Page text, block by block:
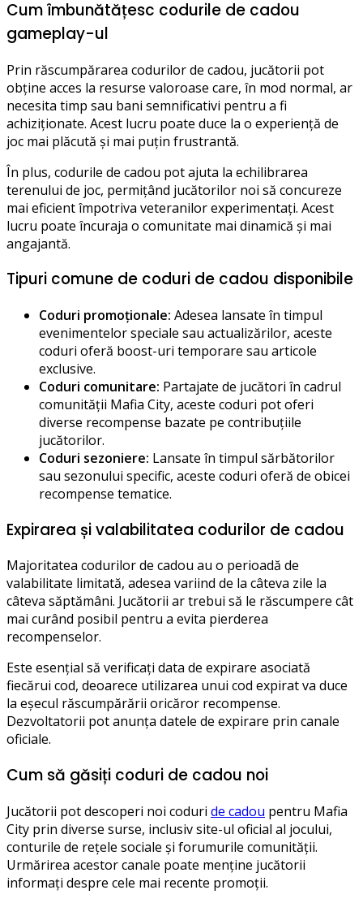
Cum îmbunătățesc codurile de cadou
gameplay-ul
Prin răscumpărarea codurilor de cadou, jucătorii pot
obține acces la resurse valoroase care, în mod normal, ar
necesita timp sau bani semnificativi pentru a fi
achiziționate. Acest lucru poate duce la o experiență de
joc mai plăcută și mai puțin frustrantă.
În plus, codurile de cadou pot ajuta la echilibrarea
terenului de joc, permițând jucătorilor noi să concureze
mai eficient împotriva veteranilor experimentați. Acest
lucru poate încuraja o comunitate mai dinamică și mai
angajantă.
Tipuri comune de coduri de cadou disponibile
Coduri promoționale: Adesea lansate în timpul
evenimentelor speciale sau actualizărilor, aceste
coduri oferă boost-uri temporare sau articole
exclusive.
Coduri comunitare: Partajate de jucători în cadrul
comunității Mafia City, aceste coduri pot oferi
diverse recompense bazate pe contribuțiile
jucătorilor.
Coduri sezoniere: Lansate în timpul sărbătorilor
sau sezonului specific, aceste coduri oferă de obicei
recompense tematice.
Expirarea și valabilitatea codurilor de cadou
Majoritatea codurilor de cadou au o perioadă de
valabilitate limitată, adesea variind de la câteva zile la
câteva săptămâni. Jucătorii ar trebui să le răscumpere cât
mai curând posibil pentru a evita pierderea
recompenselor.
Este esențial să verificați data de expirare asociată
fiecărui cod, deoarece utilizarea unui cod expirat va duce
la eșecul răscumpărării oricăror recompense.
Dezvoltatorii pot anunța datele de expirare prin canale
oficiale.
Cum să găsiți coduri de cadou noi
Jucătorii pot descoperi noi coduri de cadou pentru Mafia
City prin diverse surse, inclusiv site-ul oficial al jocului,
conturile de rețele sociale și forumurile comunității.
Urmărirea acestor canale poate menține jucătorii
informați despre cele mai recente promoții.